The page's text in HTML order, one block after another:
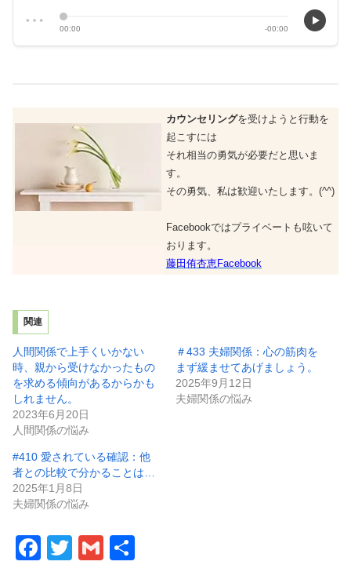
カウンセリングを受けようと行動を
起こすには
それ相当の勇気が必要だと思いま
す。
その勇気、私は歓迎いたします。(^^)
Facebookではプライベートも呟いて
おります。
藤田侑杏恵Facebook
関連
人間関係で上手くいかない
時、親から受けなかったもの
を求める傾向があるからかも
しれません。
2023年6月20日
人間関係の悩み
＃433 夫婦関係：心の筋肉を
まず緩ませてあげましょう。
2025年9月12日
夫婦関係の悩み
#410 愛されている確認：他
者との比較で分かることは…
2025年1月8日
夫婦関係の悩み
F
T
G